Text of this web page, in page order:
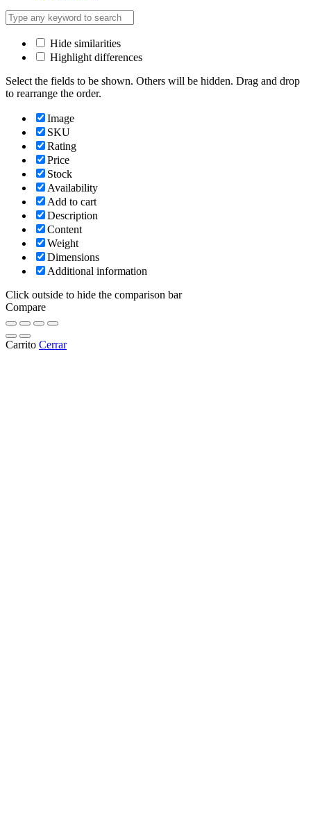
Hide similarities
Highlight differences
Select the fields to be shown. Others will be hidden. Drag and drop
to rearrange the order.
Image
SKU
Rating
Price
Stock
Availability
Add to cart
Description
Content
Weight
Dimensions
Additional information
Click outside to hide the comparison bar
Compare
Carrito Cerrar